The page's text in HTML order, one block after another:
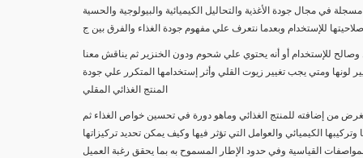
الغذائية وتحاليل مكونات الغذاء " دراسة نظرية وعملية بواقع 73 محاضرة مسجلة في مجال جودة الأغذية والتحاليل الكيميائية والبيولوجية والحسية
للإستخدام وبعدما نتعرف علي مفهوم جودة الغذاء والفرق بين ج
للإستخدام أو أنه يحتوي علي شحوم ودون الخنزير ثم يناقش معنا
ومتي يجب تغيير زيوت القلي وأثر إستخدامها المتكرر علي جودة
المنتج الغذائي المقلي
من إضافته للمنتج الغذائي وماهو دورة في تحسين خواص الغذاء ثم
الكيميائي والعوامل التي تؤثر فيها وكيف يمكن تحديد تركيزاتها
القياسية وفي حدود الإطار المسموح به بما يحقق رغبة العميل